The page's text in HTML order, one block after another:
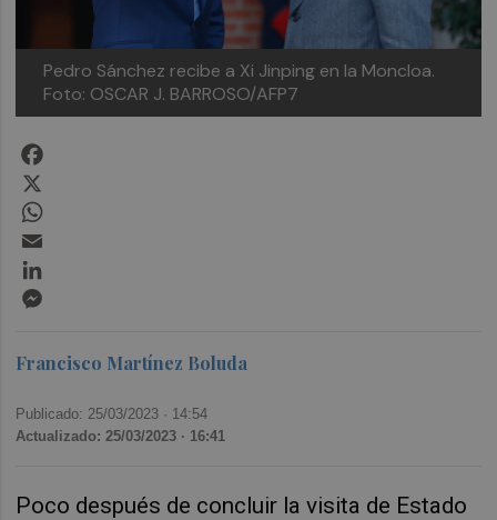
Pedro Sánchez recibe a Xi Jinping en la Moncloa.
Foto: OSCAR J. BARROSO/AFP7
Francisco Martínez Boluda
Publicado: 25/03/2023 · 14:54
Actualizado: 25/03/2023 · 16:41
Poco después de concluir la visita de Estado